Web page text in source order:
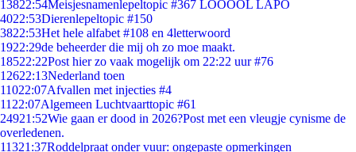
13822:54Meisjesnamenlepeltopic #367 LOOOOL LAPO
4022:53Dierenlepeltopic #150
3822:53Het hele alfabet #108 en 4letterwoord
1922:29de beheerder die mij oh zo moe maakt.
18522:22Post hier zo vaak mogelijk om 22:22 uur #76
12622:13Nederland toen
11022:07Afvallen met injecties #4
11 22:07Algemeen Luchtvaarttopic #61
24921:52Wie gaan er dood in 2026?Post met een vleugje cynisme de
overledenen.
11321:37Roddelpraat onder vuur: ongepaste opmerkingen